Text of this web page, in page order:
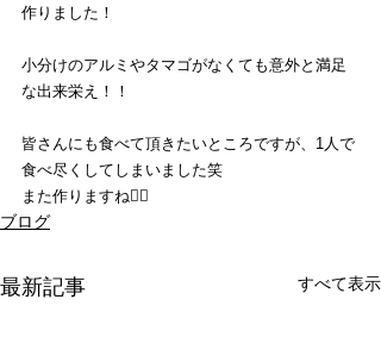
作りました！
小分けのアルミやタマゴがなくても意外と満足
な出来栄え！！
皆さんにも食べて頂きたいところですが、1人で
食べ尽くしてしまいました笑
また作りますね🙆‍♂️
ブログ
最新記事 すべて表示